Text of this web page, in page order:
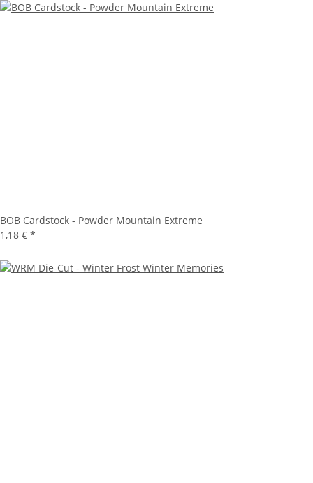
BOB Cardstock - Powder Mountain Extreme
1,18 € *